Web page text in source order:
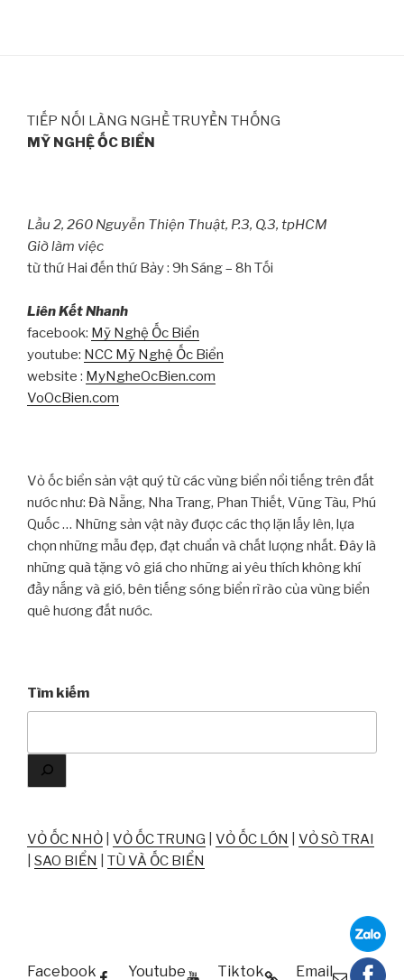
TIẾP NỐI LÀNG NGHỀ TRUYỀN THỐNG
MỸ NGHỆ ỐC BIỂN
Lầu 2, 260 Nguyễn Thiện Thuật, P.3, Q.3, tpHCM
Giờ làm việc
từ thứ Hai đến thứ Bảy : 9h Sáng – 8h Tối
Liên Kết Nhanh
facebook: Mỹ Nghệ Ốc Biển
youtube: NCC Mỹ Nghệ Ốc Biển
website : MyNgheOcBien.com
VoOcBien.com
Vỏ ốc biển sản vật quý từ các vùng biển nổi tiếng trên đất
nước như: Đà Nẵng, Nha Trang, Phan Thiết, Vũng Tàu, Phú
Quốc … Những sản vật này được các thợ lặn lấy lên, lựa
chọn những mẫu đẹp, đạt chuẩn và chất lượng nhất. Đây là
những quà tặng vô giá cho những ai yêu thích không khí
đầy nắng và gió, bên tiếng sóng biển rì rào của vùng biển
quê hương đất nước.
Tìm kiếm
VỎ ỐC NHỎ VỎ ỐC TRUNG VỎ ỐC LỚN
VỎ SÒ TRAI
SAO BIỂN TÙ VÀ ỐC BIỂN
Facebook Youtube Tiktok Email